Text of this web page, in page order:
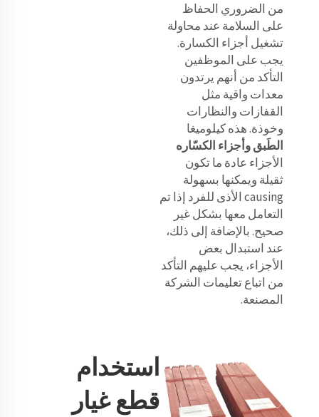
من الضروري الحفاظ
على السلامة عند محاولة
تشغيل أجزاء الكسارة.
يجب على الموظفين
التأكد من أنهم يرتدون
معدات واقية مثل
القفازات والنظارات
وخوذة. هذه كيلوميغا
الطَبق وأجزاء الكسّاره
الأجزاء عادة ما تكون
ثقيلة ويمكنها بسهولة
causing الأذى للفرد إذا تم
التعامل معها بشكل غير
صحيح. بالإضافة إلى ذلك،
عند استبدال بعض
الأجزاء، يجب عليهم التأكد
من اتباع تعليمات الشركة
المصنعة.
استخدام
قطع غيار